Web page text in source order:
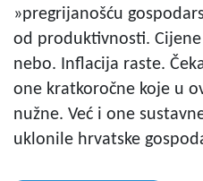
»pregrijanošću
od produktivnosti.
nebo. Inflacija raste.
one kratkoročne koje u
nužne. Već i one
uklonile hrvatske